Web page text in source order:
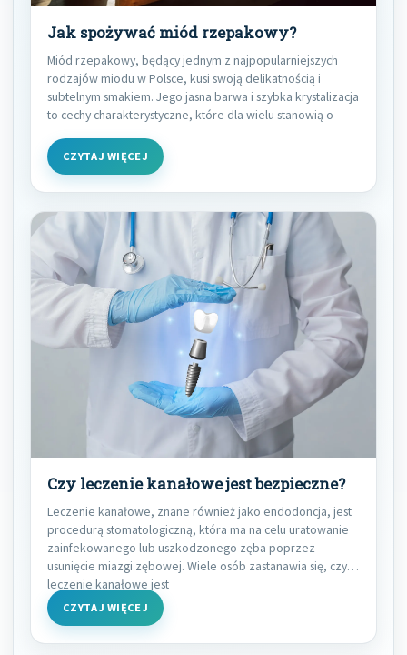
Jak spożywać miód rzepakowy?
Miód rzepakowy, będący jednym z najpopularniejszych
rodzajów miodu w Polsce, kusi swoją delikatnością i
subtelnym smakiem. Jego jasna barwa i szybka krystalizacja
to cechy charakterystyczne, które dla wielu stanowią o
CZYTAJ WIĘCEJ
Czy leczenie kanałowe jest bezpieczne?
Leczenie kanałowe, znane również jako endodoncja, jest
procedurą stomatologiczną, która ma na celu uratowanie
zainfekowanego lub uszkodzonego zęba poprzez
usunięcie miazgi zębowej. Wiele osób zastanawia się, czy
leczenie kanałowe jest
CZYTAJ WIĘCEJ